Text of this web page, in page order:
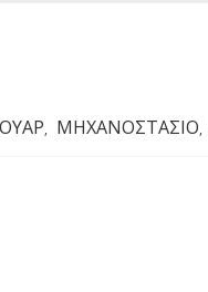
, ΜΗΧΑΝΟΣΤΆΣΙΟ,